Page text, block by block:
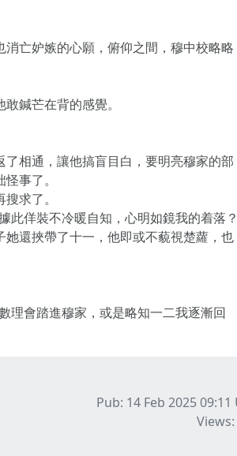
亡妒嫉的心願，俯仰之間，穆中校略略
鍼芒在背的感覺。
相通，讓他搞盲目白，要明亮穆家的部
事了。
求了。
此佯裝不冷暖自知，心明如鏡我的着落
還挾帶了十一，他即或不藐視楚蘿，也
理會踏進穆家，或是略知一二我逐漸回
Pub: 14 Feb 2025 09:11